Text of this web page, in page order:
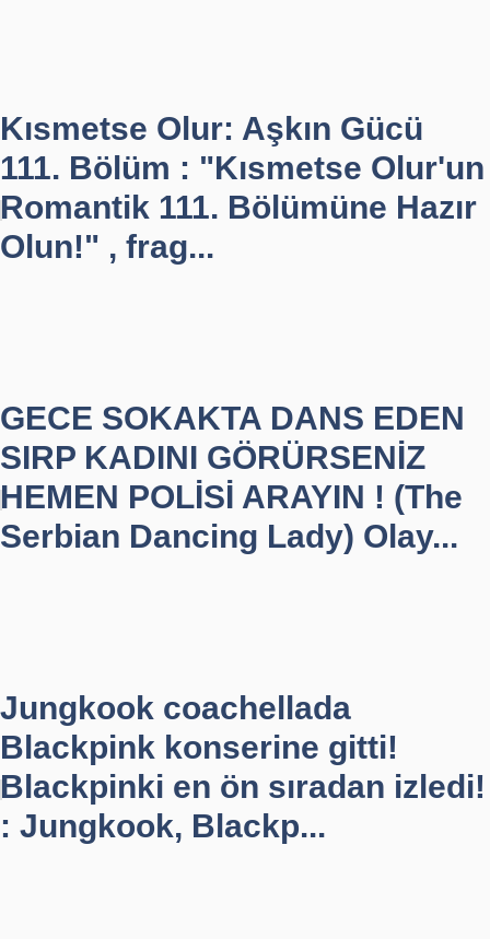
Kısmetse Olur: Aşkın Gücü
111. Bölüm : "Kısmetse Olur'un
Romantik 111. Bölümüne Hazır
Olun!" , frag...
GECE SOKAKTA DANS EDEN
SIRP KADINI GÖRÜRSENİZ
HEMEN POLİSİ ARAYIN ! (The
Serbian Dancing Lady) Olay...
Jungkook coachellada
Blackpink konserine gitti!
Blackpinki en ön sıradan izledi!
: Jungkook, Blackp...